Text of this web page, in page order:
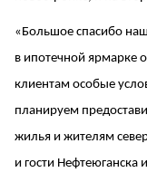
«Большое спасибо
в ипотечной ярмарке
клиентам особые
планируем
жилья и жителям
и гости